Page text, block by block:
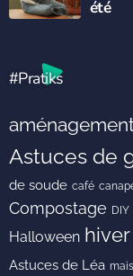
été
#Pratiks
Astuces de
de soude café
Compostage DIY
Halloween hiver
Astuces de Léa